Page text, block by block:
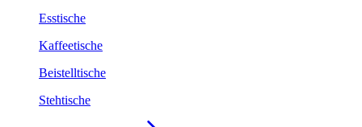
Esstische
Kaffeetische
Beistelltische
Stehtische